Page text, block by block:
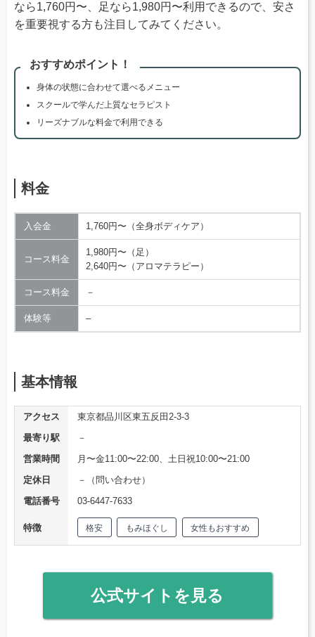
なら1,760円〜、足なら1,980円〜利用できるので、安さ
を重要視する方も注目してみてください。
おすすめポイント！
身体の状態に合わせて選べるメニュー
スクールで学んだ上質なセラピスト
リーズナブルな料金で利用できる
料金
入会金 1,760円〜（全身ボディケア）
コース料金
1,980円〜（足）
2,640円〜（アロマテラピー）
コース料金 －
体験等 –
基本情報
アクセス
東京都品川区東五反田2-3-3
最寄り駅
－
営業時間
月〜金11:00〜22:00、土日祝10:00〜21:00
定休日
－（問い合わせ）
電話番号
03-6447-7633
特徴 格安 もみほぐし 女性もおすすめ
公式サイトを見る